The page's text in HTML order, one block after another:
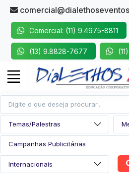
Comercial: (11) 9.4975-8811
(13) 9.8828-7677